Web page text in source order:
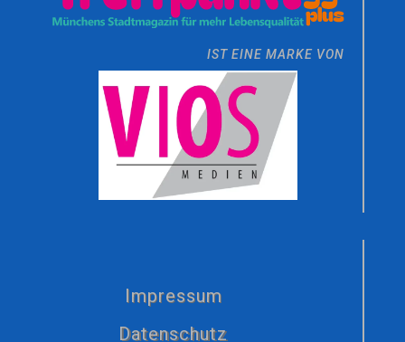
IST EINE MARKE VON
Impressum
Datenschutz